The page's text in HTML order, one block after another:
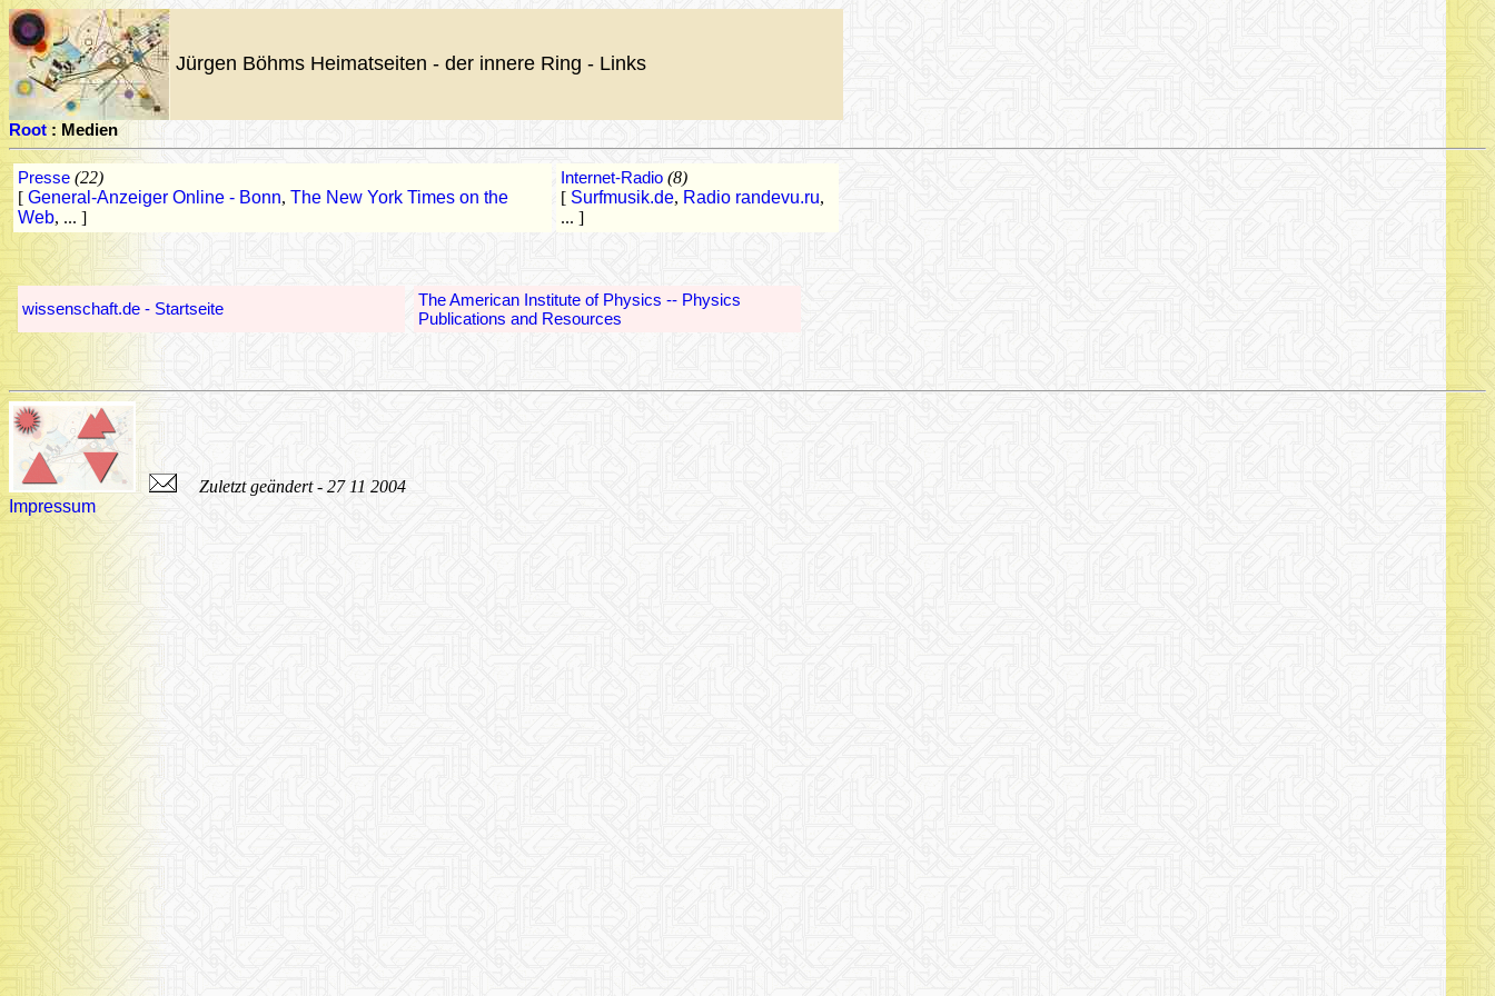
Jürgen Böhms Heimatseiten - der innere Ring - Links
Root: Medien
Presse (22)
[ General-Anzeiger Online - Bonn, The New York Times on the
Web, ... ]
Internet-Radio (8)
[ Surfmusik.de, Radio randevu.ru,
... ]
wissenschaft.de - Startseite
The American Institute of Physics -- Physics
Publications and Resources
Zuletzt geändert - 27 11 2004
Impressum